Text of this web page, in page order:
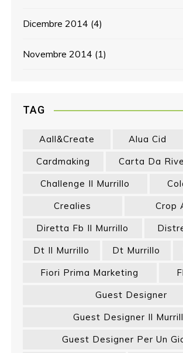
Dicembre 2014 (4)
Novembre 2014 (1)
TAG
Aall&create Alua Cid
Cardmaking
Carta Da
Challenge Il Murrillo
Crealies
Crop
Diretta Fb Il Murrillo
Dt Il Murrillo
Dt Murrillo
Fiori Prima Marketing
Guest Designer
Guest Designer Il
Guest Designer Per Un